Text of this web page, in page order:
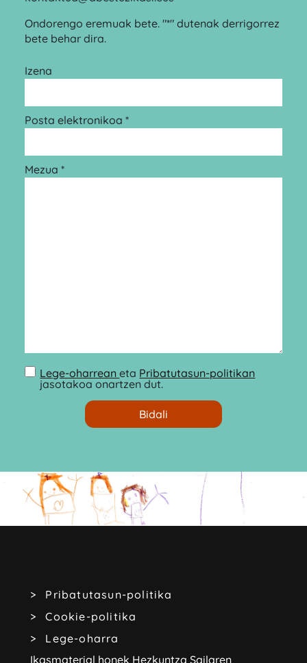
Ondorengo eremuak bete. "*" dutenak derrigorrez
bete behar dira.
Izena
Posta elektronikoa *
Mezua *
Lege-oharreaneta Pribatutasun-politikan
jasotakoa onartzen dut.
Pribatutasun-politika
Cookie-politika
Lege-oharra
Ikasmaterial honek Hezkuntza Sailaren